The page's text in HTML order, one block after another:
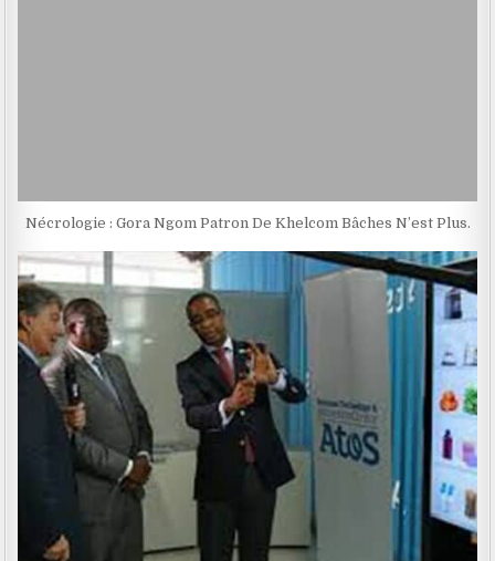
Nécrologie : Gora Ngom Patron De Khelcom Bâches N’est Plus.